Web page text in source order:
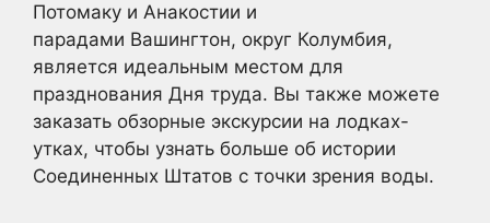
Потомаку и Анакостии и
парадами Вашингтон, округ Колумбия,
является идеальным местом для
празднования Дня труда. Вы также можете
заказать обзорные экскурсии на лодках-
утках, чтобы узнать больше об истории
Соединенных Штатов с точки зрения воды.